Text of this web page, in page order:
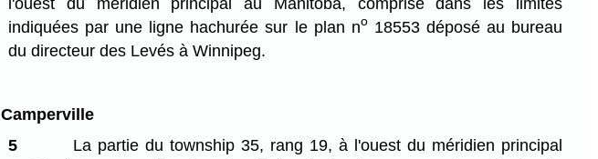
indiquées par une ligne hachurée sur le plan no18553 déposé au bureau
du directeur des Levés à Winnipeg.
Camperville
5
La partie du township 35, rang 19, à l'ouest du méridien principal